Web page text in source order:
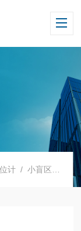
计 / 小盲区雷达液位计